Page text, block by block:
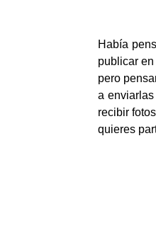
Había
publicar
pero
a
recibir
quieres